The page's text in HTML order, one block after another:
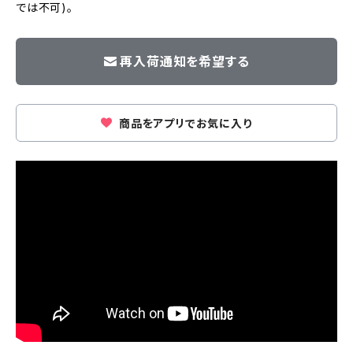
では不可)。
再入荷通知を希望する
商品をアプリでお気に入り